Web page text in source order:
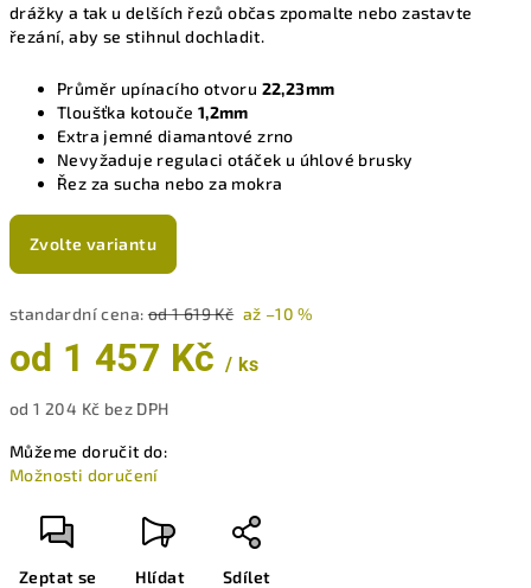
drážky a tak u delších řezů občas zpomalte nebo zastavte
řezání, aby se stihnul dochladit.
Průměr upínacího otvoru 22,23mm
Tloušťka kotouče 1,2mm
Extra jemné diamantové zrno
Nevyžaduje regulaci otáček u úhlové brusky
Řez za sucha nebo za mokra
Zvolte variantu
standardní cena: od 1 619 Kč až –10 %
od 1 457 Kč / ks
od1 204 Kč bez DPH
cena:
Můžeme doručit do:
Možnosti doručení
Zeptat se Hlídat Sdílet